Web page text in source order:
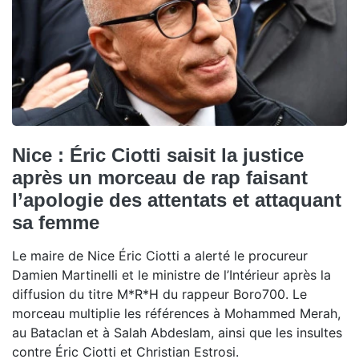
Nice : Éric Ciotti saisit la justice
après un morceau de rap faisant
l’apologie des attentats et attaquant
sa femme
Le maire de Nice Éric Ciotti a alerté le procureur
Damien Martinelli et le ministre de l’Intérieur après la
diffusion du titre M*R*H du rappeur Boro700. Le
morceau multiplie les références à Mohammed Merah,
au Bataclan et à Salah Abdeslam, ainsi que les insultes
contre Éric Ciotti et Christian Estrosi.